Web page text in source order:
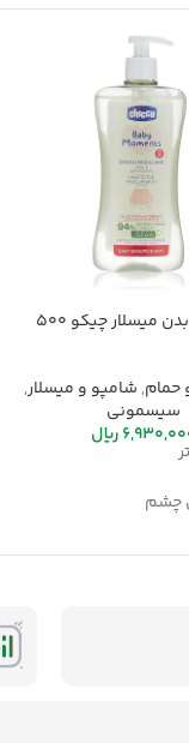
شامپو سر و بدن میسلار چیکو 500
حمام, شامپو و میسلار,
سیسمونی
ریال
چشم